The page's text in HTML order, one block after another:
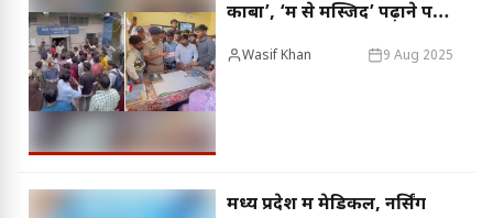
काबा’, ‘म से मस्जिद’ पढ़ाने पर
हंगामा, विद्यार्थी परिषद ने जताया
Wasif Khan 9 Aug 2025
मध्य प्रदेश में मेडिकल, नर्सिंग